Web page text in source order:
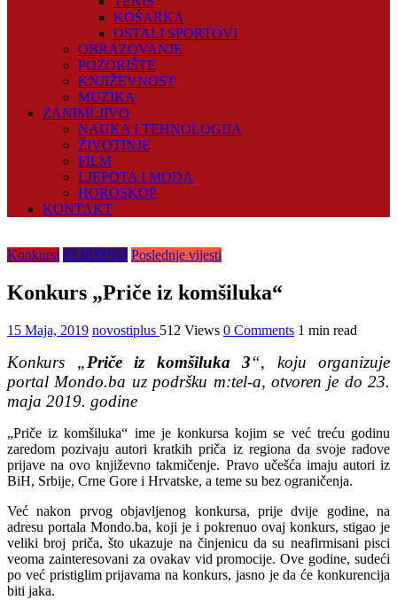
KOŠARKA
OSTALI SPORTOVI
OBRAZOVANJE
POZORIŠTE
KNJIŽEVNOST
MUZIKA
ZANIMLJIVO
NAUKA I TEHNOLOGIJA
ŽIVOTINJE
FILM
LJEPOTA I MODA
HOROSKOP
KONTAKT
Konkursi KORISNO Poslednje vijesti
Konkurs „Priče iz komšiluka“
15 Maja, 2019 novostiplus 512 Views 0 Comments 1 min read
Konkurs „Priče iz komšiluka 3“, koju organizuje
portal Mondo.ba uz podršku m:tel-a, otvoren je do 23.
maja 2019. godine
„Priče iz komšiluka“ ime je konkursa kojim se već treću godinu
zaredom pozivaju autori kratkih priča iz regiona da svoje radove
prijave na ovo književno takmičenje. Pravo učešća imaju autori iz
BiH, Srbije, Crne Gore i Hrvatske, a teme su bez ograničenja.
Već nakon prvog objavljenog konkursa, prije dvije godine, na
adresu portala Mondo.ba, koji je i pokrenuo ovaj konkurs, stigao je
veliki broj priča, što ukazuje na činjenicu da su neafirmisani pisci
veoma zainteresovani za ovakav vid promocije. Ove godine, sudeći
po već pristiglim prijavama na konkurs, jasno je da će konkurencija
biti jaka.